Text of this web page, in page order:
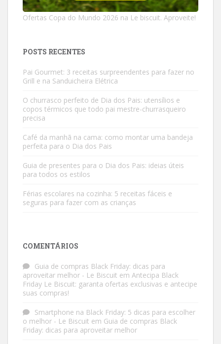
Ofertas Copa do Mundo 2026 na Le biscuit. Aproveite!
POSTS RECENTES
Pai Gourmet: 3 receitas surpreendentes para fazer no
Grill e na Sanduicheira Elétrica
O churrasco perfeito de Dia dos Pais: utensílios e
copos térmicos que todo pai mestre-churrasqueiro
precisa
Café da manhã na cama: como montar uma bandeja
perfeita para o Dia dos Pais
Guia de presentes para o Dia dos Pais: ideias úteis
para todos os estilos
Férias escolares na cozinha: 5 receitas fáceis e
seguras para fazer com as crianças
COMENTÁRIOS
Guia de compras Black Friday: dicas para
aproveitar melhor - Le Biscuit em Antecipa Black
Friday Le Biscuit: garanta ofertas exclusivas e antecipe
suas compras!
Smartphone na Black Friday: 5 dicas para escolher
o melhor - Le Biscuit em Guia de compras Black
Friday: dicas para aproveitar melhor